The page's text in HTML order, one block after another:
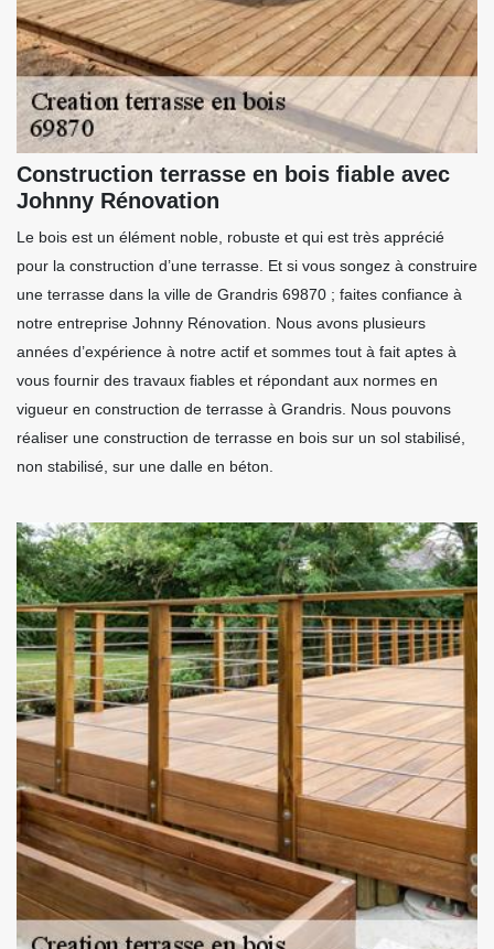
Construction terrasse en bois fiable avec
Johnny Rénovation
Le bois est un élément noble, robuste et qui est très apprécié
pour la construction d’une terrasse. Et si vous songez à construire
une terrasse dans la ville de Grandris 69870 ; faites confiance à
notre entreprise Johnny Rénovation. Nous avons plusieurs
années d’expérience à notre actif et sommes tout à fait aptes à
vous fournir des travaux fiables et répondant aux normes en
vigueur en construction de terrasse à Grandris. Nous pouvons
réaliser une construction de terrasse en bois sur un sol stabilisé,
non stabilisé, sur une dalle en béton.